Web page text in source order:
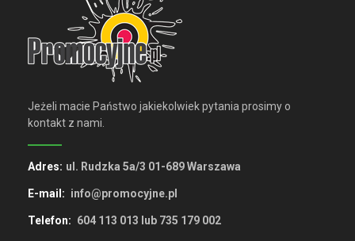
Jeżeli macie Państwo jakiekolwiek pytania prosimy o
kontakt z nami.
Adres: ul. Rudzka 5a/3 01-689 Warszawa
E-mail: info@promocyjne.pl
Telefon: 604 113 013 lub 735 179 002